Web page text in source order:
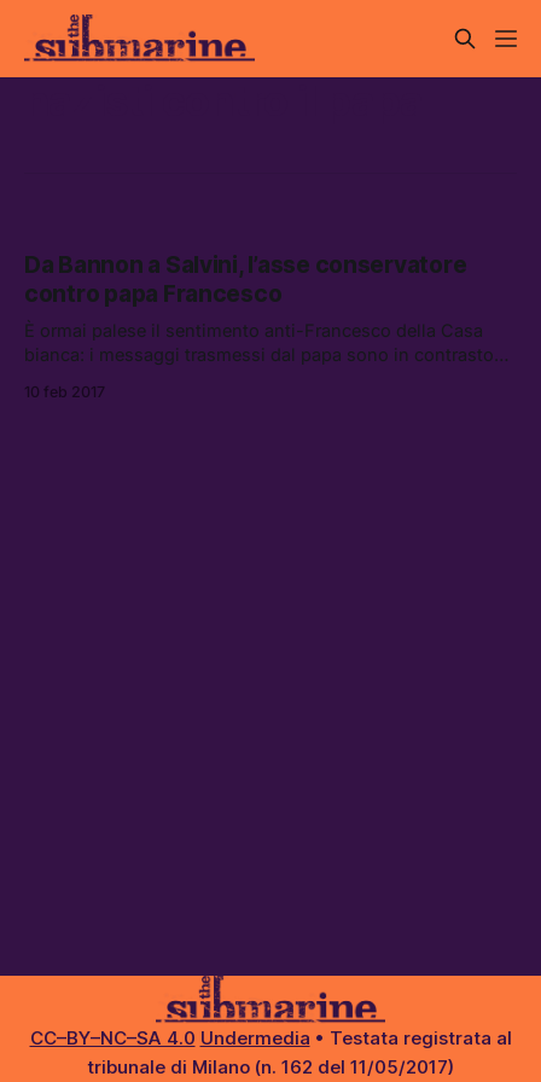
Da Bannon a Salvini, l’asse conservatore
contro papa Francesco
È ormai palese il sentimento anti-Francesco della Casa
bianca: i messaggi trasmessi dal papa sono in contrasto
10 feb 2017
CC–BY–NC–SA 4.0 Undermedia • Testata registrata al
tribunale di Milano (n. 162 del 11/05/2017)